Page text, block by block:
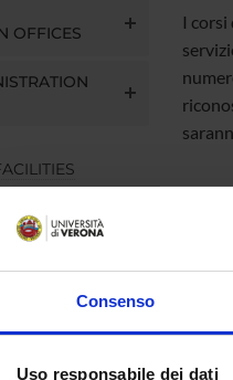
Consenso
Uso responsabile dei dati
OFFICES
I corsi